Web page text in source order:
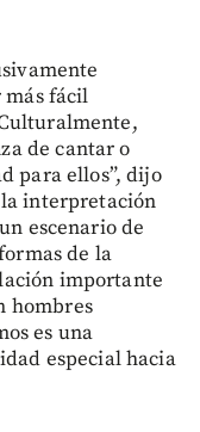
más fácil
de cantar o
para ellos”, dijo
interpretación
escenario de
de la
importante
hombres
es una
especial hacia